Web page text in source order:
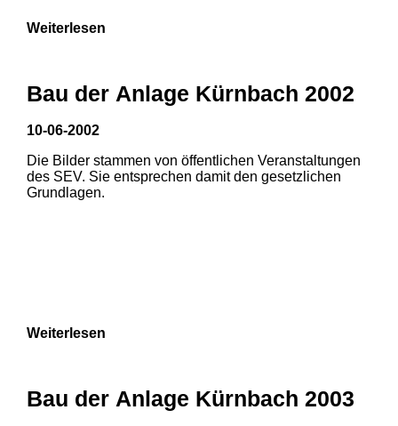
Weiterlesen
Bau der Anlage Kürnbach 2002
10-06-2002
Die Bilder stammen von öffentlichen Veranstaltungen
des SEV. Sie entsprechen damit den gesetzlichen
Grundlagen.
Weiterlesen
Bau der Anlage Kürnbach 2003